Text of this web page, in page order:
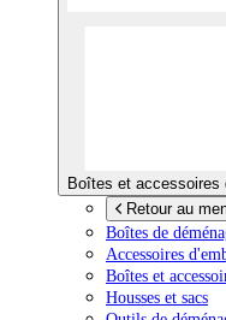
Boîtes et accessoires
Retour au
Boîtes de
Accessoires
Boîtes et
Housses et sacs